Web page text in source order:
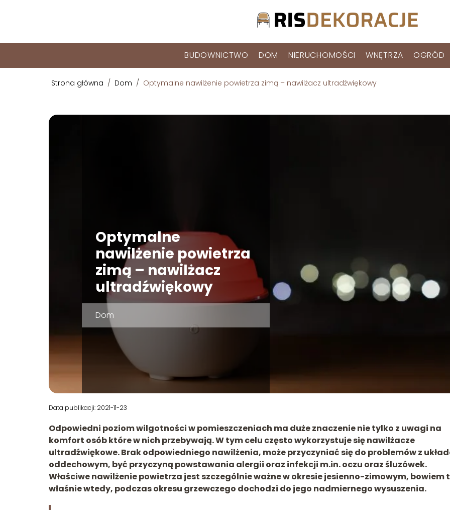
BUDOWNICTWO DOM NIERUCHOMOŚCI WNĘTRZA OGRÓD
Strona główna / Dom / Optymalne nawilżenie powietrza zimą – nawilżacz ultradźwiękowy
Optymalne
nawilżenie powietrza
zimą – nawilżacz
ultradźwiękowy
Dom
Data publikacji: 2021-11-23
Odpowiedni poziom wilgotności w pomieszczeniach ma duże znaczenie nie tylko z uwagi na
komfort osób które w nich przebywają. W tym celu często wykorzystuje się nawilżacze
ultradźwiękowe. Brak odpowiedniego nawilżenia, może przyczyniać się do problemów z
oddechowym, być przyczyną powstawania alergii oraz infekcji m.in. oczu oraz śluzówek.
Właściwe nawilżenie powietrza jest szczególnie ważne w okresie jesienno-zimowym, bowiem
właśnie wtedy, podczas okresu grzewczego dochodzi do jego nadmiernego wysuszenia.